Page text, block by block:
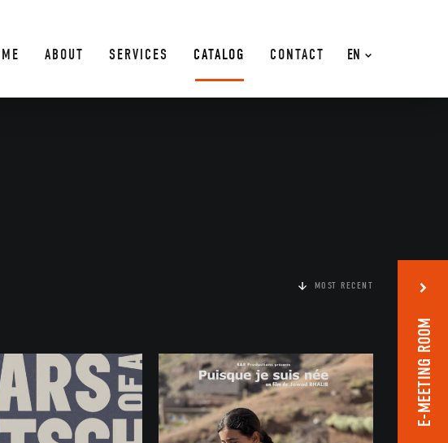
EN
ABOUT SERVICES CATALOG CONTACT
MOST RECENT
E-MEETING ROOM